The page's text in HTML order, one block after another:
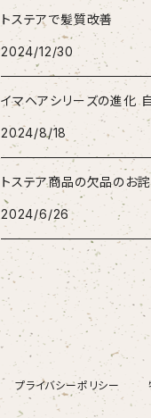
トステアで髪質改善
2024/12/30
イマヘアシリーズの進化
2024/8/18
トステア商品の欠品のお
2024/6/26
プライバシーポリシー